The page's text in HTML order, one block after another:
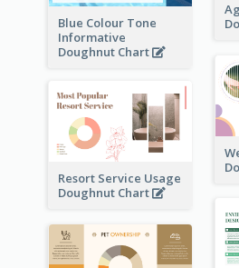
Blue Colour Tone
Informative
Doughnut Chart
Resort Service Usage
Doughnut Chart